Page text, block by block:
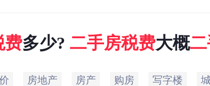
费多少? 二手房税费大概
房地产 房产 购房 写字楼